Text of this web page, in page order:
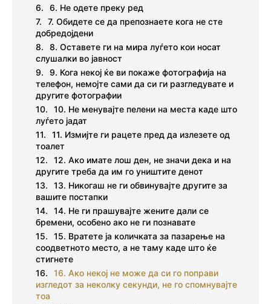
6. Не одете преку ред
7. Обидете се да препознаете кога не сте
добредојдени
8. Оставете ги на мира луѓето кои носат
слушалки во јавност
9. Кога некој ќе ви покаже фотографија на
телефон, немојте сами да си ги разгледувате и
другите фотографии
10. Не менувајте пелени на места каде што
луѓето јадат
11. Измијте ги рацете пред да излезете од
тоалет
12. Ако имате лош ден, не значи дека и на
другите треба да им го уништите денот
13. Никогаш не ги обвинувајте другите за
вашите постапки
14. Не ги прашувајте жените дали се
бремени, особено ако не ги познавате
15. Вратете ја количката за пазарење на
соодветното место, а не таму каде што ќе
стигнете
16. Ако некој не може да си го поправи
изгледот за неколку секунди, не го спомнувајте
тоа